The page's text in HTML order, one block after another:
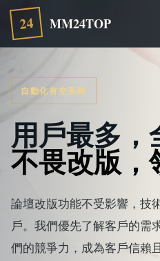
24 MM24TOP
自動化有空系統
用戶最多，
不畏改版，
論壇改版功能不受影響，技
戶。我們優先了解客戶的需
們的競爭力，成為客戶信賴